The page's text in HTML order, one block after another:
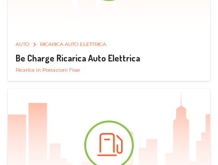
AUTO RICARICA AUTO ELETTRICA
Be Charge Ricarica Auto Elettrica
Ricarica in Postazioni Fisse